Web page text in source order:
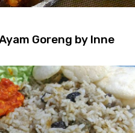
Goreng by Inne